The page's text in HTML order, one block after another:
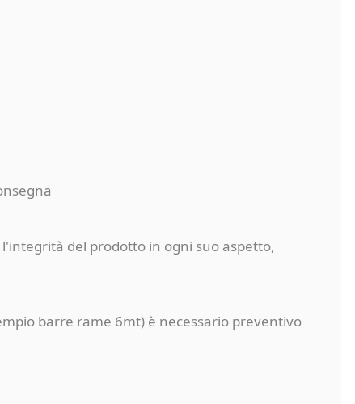
del prodotto in ogni suo aspetto,
barre rame 6mt) è necessario preventivo